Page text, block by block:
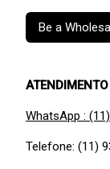
Be a
ATENDIMENTO
WhatsApp :
Telefone: (11)